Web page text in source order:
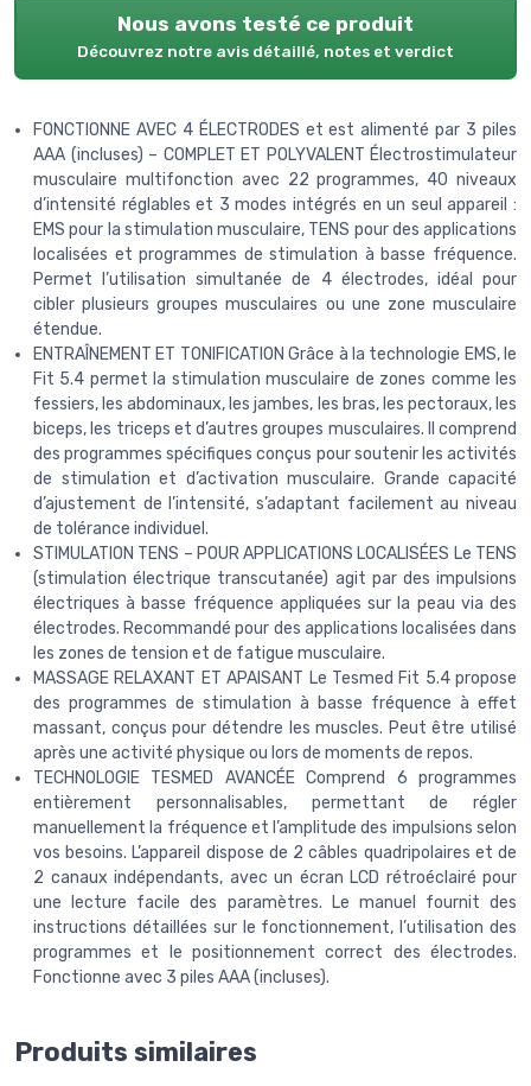
Nous avons testé ce produit
Découvrez notre avis détaillé, notes et verdict
FONCTIONNE AVEC 4 ÉLECTRODES et est alimenté par 3 piles
AAA (incluses) – COMPLET ET POLYVALENT Électrostimulateur
musculaire multifonction avec 22 programmes, 40 niveaux
d’intensité réglables et 3 modes intégrés en un seul appareil :
EMS pour la stimulation musculaire, TENS pour des applications
localisées et programmes de stimulation à basse fréquence.
Permet l’utilisation simultanée de 4 électrodes, idéal pour
cibler plusieurs groupes musculaires ou une zone musculaire
étendue.
ENTRAÎNEMENT ET TONIFICATION Grâce à la technologie EMS, le
Fit 5.4 permet la stimulation musculaire de zones comme les
fessiers, les abdominaux, les jambes, les bras, les pectoraux, les
biceps, les triceps et d’autres groupes musculaires. Il comprend
des programmes spécifiques conçus pour soutenir les activités
de stimulation et d’activation musculaire. Grande capacité
d’ajustement de l’intensité, s’adaptant facilement au niveau
de tolérance individuel.
STIMULATION TENS – POUR APPLICATIONS LOCALISÉES Le TENS
(stimulation électrique transcutanée) agit par des impulsions
électriques à basse fréquence appliquées sur la peau via des
électrodes. Recommandé pour des applications localisées dans
les zones de tension et de fatigue musculaire.
MASSAGE RELAXANT ET APAISANT Le Tesmed Fit 5.4 propose
des programmes de stimulation à basse fréquence à effet
massant, conçus pour détendre les muscles. Peut être utilisé
après une activité physique ou lors de moments de repos.
TECHNOLOGIE TESMED AVANCÉE Comprend 6 programmes
entièrement personnalisables, permettant de régler
manuellement la fréquence et l’amplitude des impulsions selon
vos besoins. L’appareil dispose de 2 câbles quadripolaires et de
2 canaux indépendants, avec un écran LCD rétroéclairé pour
une lecture facile des paramètres. Le manuel fournit des
instructions détaillées sur le fonctionnement, l’utilisation des
programmes et le positionnement correct des électrodes.
Fonctionne avec 3 piles AAA (incluses).
Produits similaires